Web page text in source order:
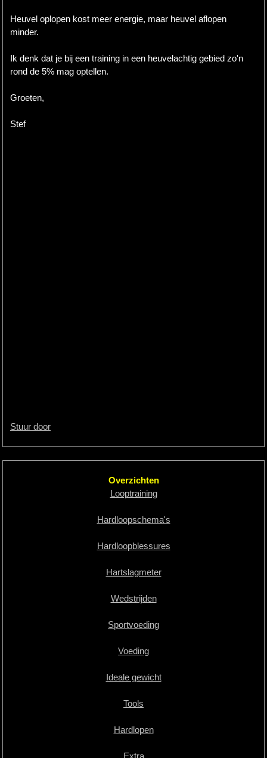
Heuvel oplopen kost meer energie, maar heuvel aflopen
minder.
Ik denk dat je bij een training in een heuvelachtig gebied zo'n
rond de 5% mag optellen.
Groeten,
Stef
Stuur door
Overzichten
Looptraining
Hardloopschema's
Hardloopblessures
Hartslagmeter
Wedstrijden
Sportvoeding
Voeding
Ideale gewicht
Tools
Hardlopen
Extra